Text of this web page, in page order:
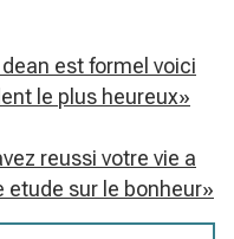
est formel voici
le plus heureux»
reussi votre vie a
etude sur le bonheur»